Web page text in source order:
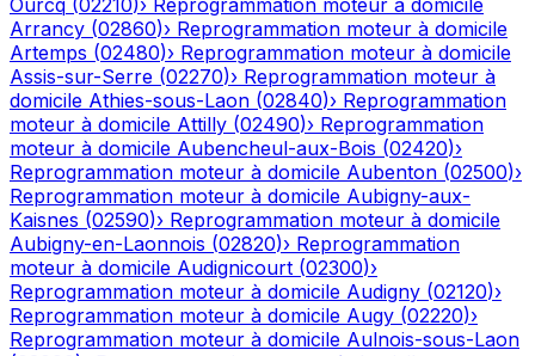
Ourcq (02210)› Reprogrammation moteur à domicile
Arrancy (02860)› Reprogrammation moteur à domicile
Artemps (02480)› Reprogrammation moteur à domicile
Assis-sur-Serre (02270)› Reprogrammation moteur à
domicile Athies-sous-Laon (02840)› Reprogrammation
moteur à domicile Attilly (02490)› Reprogrammation
moteur à domicile Aubencheul-aux-Bois (02420)›
Reprogrammation moteur à domicile Aubenton (02500)›
Reprogrammation moteur à domicile Aubigny-aux-
Kaisnes (02590)› Reprogrammation moteur à domicile
Aubigny-en-Laonnois (02820)› Reprogrammation
moteur à domicile Audignicourt (02300)›
Reprogrammation moteur à domicile Audigny (02120)›
Reprogrammation moteur à domicile Augy (02220)›
Reprogrammation moteur à domicile Aulnois-sous-Laon